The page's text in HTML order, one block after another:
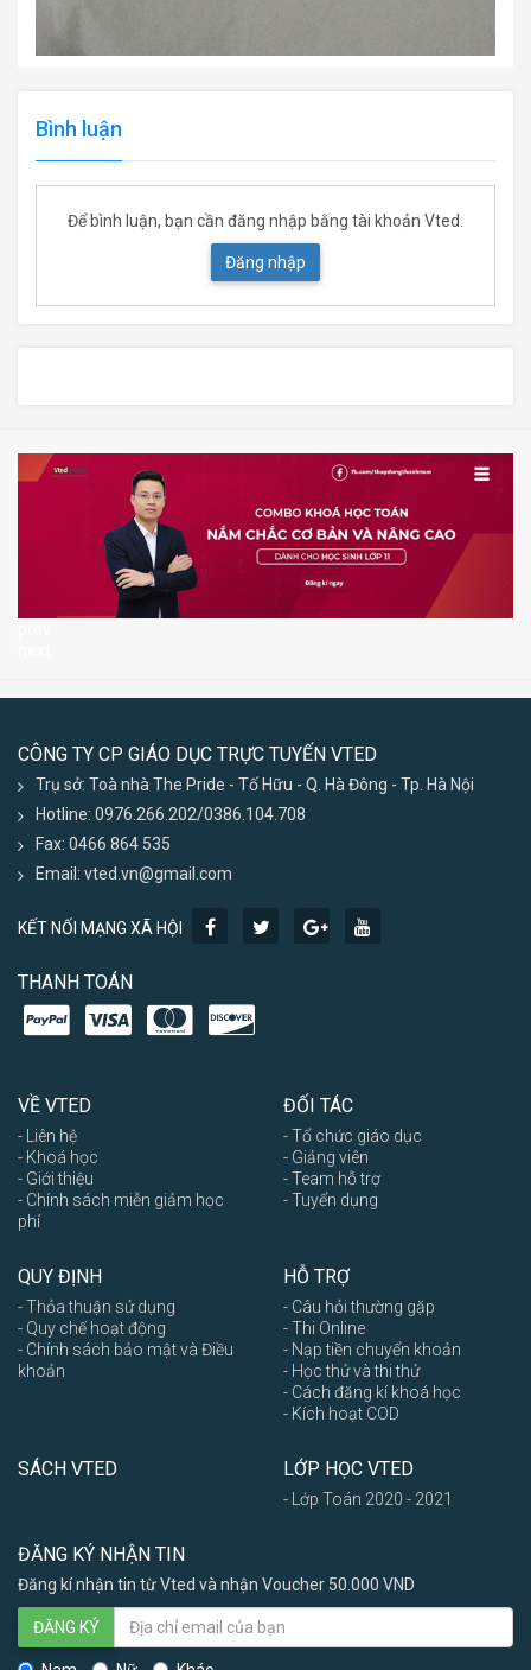
Bình luận
Để bình luận, bạn cần đăng nhập bằng tài khoản Vted.
Đăng nhập
CÔNG TY CP GIÁO DỤC TRỰC TUYẾN VTED
Trụ sở: Toà nhà The Pride - Tố Hữu - Q. Hà Đông - Tp. Hà Nội
Hotline: 0976.266.202/0386.104.708
Fax: 0466 864 535
Email: vted.vn@gmail.com
KẾT NỐI MẠNG XÃ HỘI
THANH TOÁN
VỀ VTED
- Liên hệ
- Khoá học
- Giới thiệu
- Chính sách miễn giảm học
phí
ĐỐI TÁC
- Tổ chức giáo dục
- Giảng viên
- Team hỗ trợ
- Tuyển dụng
QUY ĐỊNH
- Thỏa thuận sử dụng
- Quy chế hoạt động
- Chính sách bảo mật và Điều
khoản
HỖ TRỢ
- Câu hỏi thường gặp
- Thi Online
- Nạp tiền chuyển khoản
- Học thử và thi thử
- Cách đăng kí khoá học
- Kích hoạt COD
SÁCH VTED LỚP HỌC VTED
- Lớp Toán 2020 - 2021
ĐĂNG KÝ NHẬN TIN
Đăng kí nhận tin từ Vted và nhận Voucher 50.000 VND
ĐĂNG KÝ